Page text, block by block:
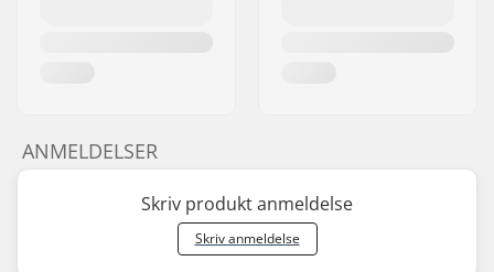
ANMELDELSER
Skriv produkt anmeldelse
Skriv anmeldelse